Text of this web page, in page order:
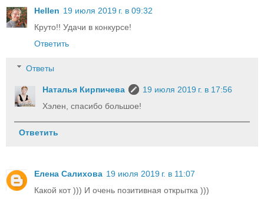
Hellen 19 июля 2019 г. в 09:32
Круто!! Удачи в конкурсе!
Ответить
Ответы
Наталья Кирпичева
19 июля 2019 г. в 17:56
Хэлен, спасибо большое!
Ответить
Елена Салихова 19 июля 2019 г. в 11:07
Какой кот ))) И очень позитивная открытка )))